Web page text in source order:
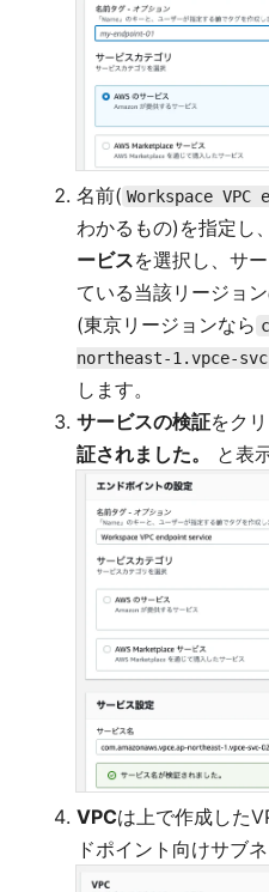
名前( Workspace
わかるもの)を指定し、
ービスを選択し、サ
ている当該リージョ
(東京リージョンなら
northeast-1.vpce-
します。
サービスの検証をク
証されました。
と表
VPCは上で作成した
ドポイント向けサブ